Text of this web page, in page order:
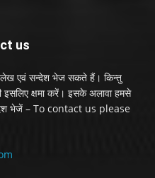
us
एवं सन्देश भेज सकते हैं। किन्तु
इसलिए क्षमा करें। इसके अलावा हमसे
भेजें – To contact us please